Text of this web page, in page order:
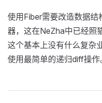
使用Fiber需要改造数据
器，这在NeZha中已经照
这个基本上没有什么复杂
使用最简单的递归diff操作